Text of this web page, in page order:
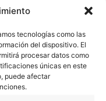
tecnologías como las
del dispositivo. El
procesar datos como
únicas en este
puede afectar